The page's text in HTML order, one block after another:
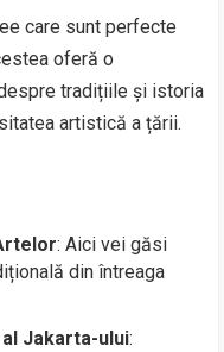
care sunt perfecte
oferă o
tradițiile și istoria
artistică a țării.
: Aici vei găsi
din întreaga
Jakarta-ului: